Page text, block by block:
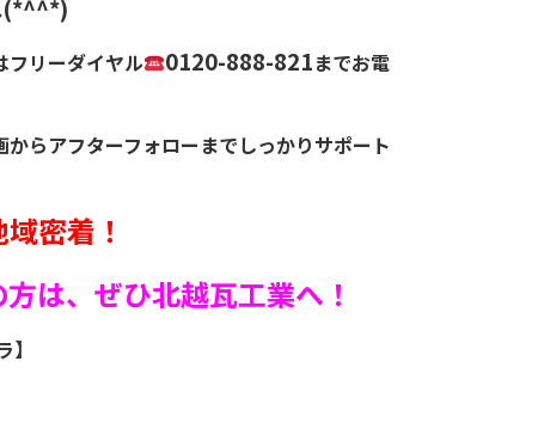
(*^^*)
フリーダイヤル 0120-888-821までお電
らアフターフォローまでしっかりサポート
密着！
は、ぜひ北越瓦工業へ！
】